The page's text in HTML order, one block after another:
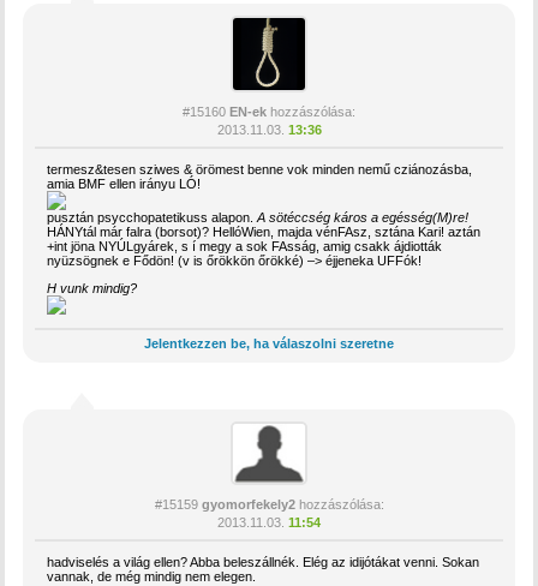
#15160 EN-ek hozzászólása:
2013.11.03. 13:36
termesz&tesen sziwes & örömest benne vok minden nemű cziánozásba,
amia BMF ellen irányu LÓ!
pusztán psycchopatetikuss alapon.A sötéccség káros a egésség(M)re!
HÁNYtál már falra (borsot)? HellóWien, majda vénFAsz, sztána Kari! aztán
+int jöna NYÚLgyárek, s í megy a sok FAsság, amig csakk ájdiották
nyüzsögnek e Fődön! (v is őrökkön őrökké) –> éjjeneka UFFók!
H vunk mindig?
Jelentkezzen be, ha válaszolni szeretne
#15159 gyomorfekely2hozzászólása:
2013.11.03. 11:54
hadviselés a világ ellen? Abba beleszállnék. Elég az idijótákat venni. Sokan
vannak, de még mindig nem elegen.